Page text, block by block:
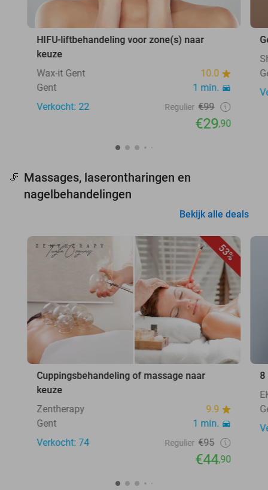
HIFU-liftbehandeling voor zone(s) naar
keuze
Wax-it Gent
10.0
Gent
1 min.
Verkocht: 22
Regulier €99
€29,90
🦵 Massages, laserontharingen en
nagelbehandelingen
Bekijk alle deals
53%
Cuppingsbehandeling of massage naar
keuze
Zentherapy
9.9
Gent
1 min.
Verkocht: 74
Regulier €95
€44,90
8